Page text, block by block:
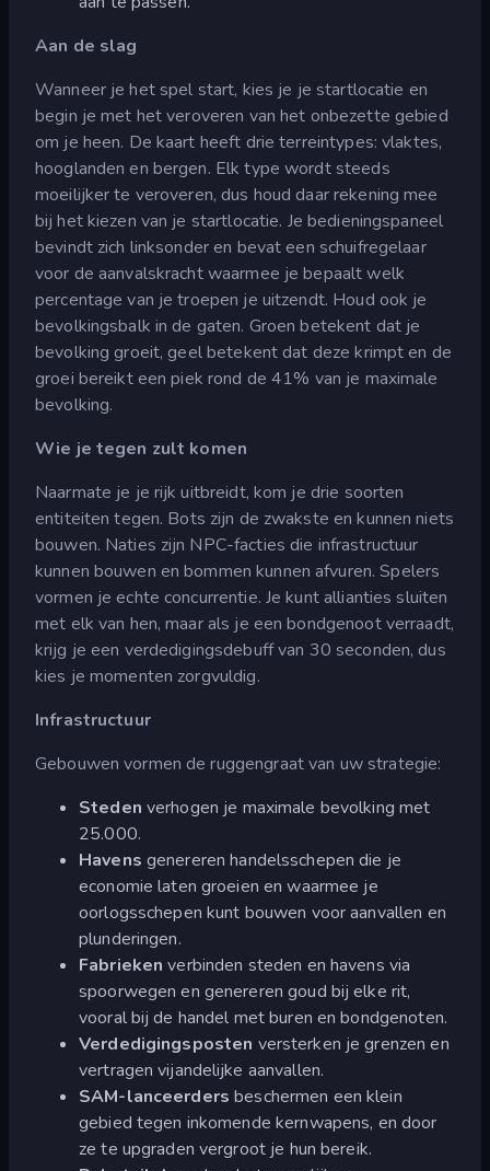
Aan de slag
Wanneer je het spel start, kies je je startlocatie en
begin je met het veroveren van het onbezette gebied
om je heen. De kaart heeft drie terreintypes: vlaktes,
hooglanden en bergen. Elk type wordt steeds
moeilijker te veroveren, dus houd daar rekening mee
bij het kiezen van je startlocatie. Je bedieningspaneel
bevindt zich linksonder en bevat een schuifregelaar
voor de aanvalskracht waarmee je bepaalt welk
percentage van je troepen je uitzendt. Houd ook je
bevolkingsbalk in de gaten. Groen betekent dat je
bevolking groeit, geel betekent dat deze krimpt en de
groei bereikt een piek rond de 41% van je maximale
bevolking.
Wie je tegen zult komen
Naarmate je je rijk uitbreidt, kom je drie soorten
entiteiten tegen. Bots zijn de zwakste en kunnen niets
bouwen. Naties zijn NPC-facties die infrastructuur
kunnen bouwen en bommen kunnen afvuren. Spelers
vormen je echte concurrentie. Je kunt allianties sluiten
met elk van hen, maar als je een bondgenoot verraadt,
krijg je een verdedigingsdebuff van 30 seconden, dus
kies je momenten zorgvuldig.
Infrastructuur
Gebouwen vormen de ruggengraat van uw strategie:
Steden verhogen je maximale bevolking met
25.000.
Havens genereren handelsschepen die je
economie laten groeien en waarmee je
oorlogsschepen kunt bouwen voor aanvallen en
plunderingen.
Fabrieken verbinden steden en havens via
spoorwegen en genereren goud bij elke rit,
vooral bij de handel met buren en bondgenoten.
Verdedigingsposten versterken je grenzen en
vertragen vijandelijke aanvallen.
SAM-lanceerders beschermen een klein
gebied tegen inkomende kernwapens, en door
ze te upgraden vergroot je hun bereik.